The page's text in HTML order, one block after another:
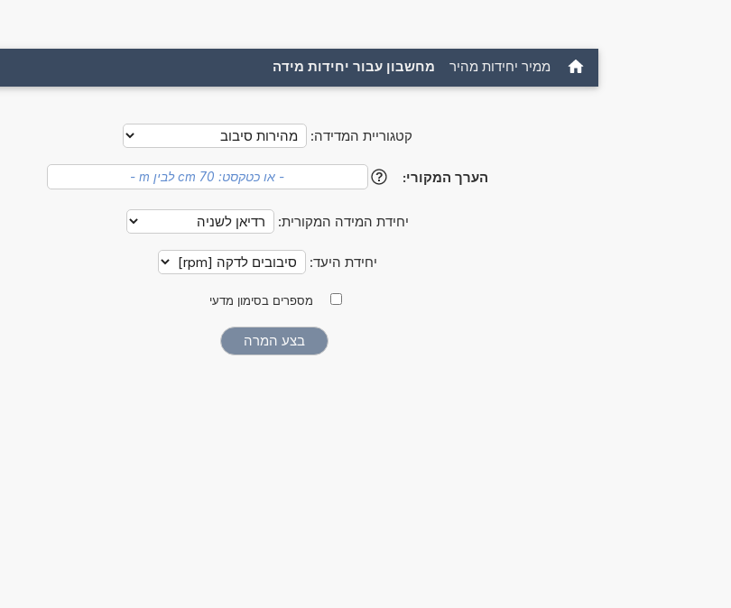
ממיר יחידות מהיר מחשבון עבור יחידות מידה
קטגוריית המדידה:
הערך המקורי: ?
יחידת המידה המקורית:
יחידת היעד:
מספרים בסימון מדעי